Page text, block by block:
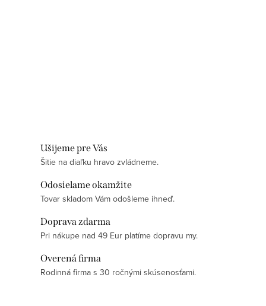
Ušijeme pre Vás
Šitie na diaľku hravo zvládneme.
Odosielame okamžite
Tovar skladom Vám odošleme ihneď.
Doprava zdarma
Pri nákupe nad 49 Eur platíme dopravu my.
Overená firma
Rodinná firma s 30 ročnými skúsenosťami.